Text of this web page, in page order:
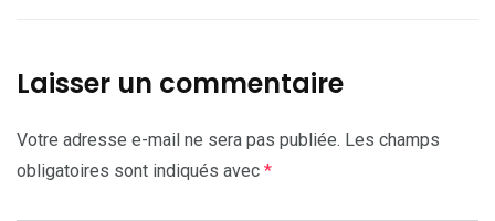
Laisser un commentaire
Votre adresse e-mail ne sera pas publiée. Les champs
obligatoires sont indiqués avec *